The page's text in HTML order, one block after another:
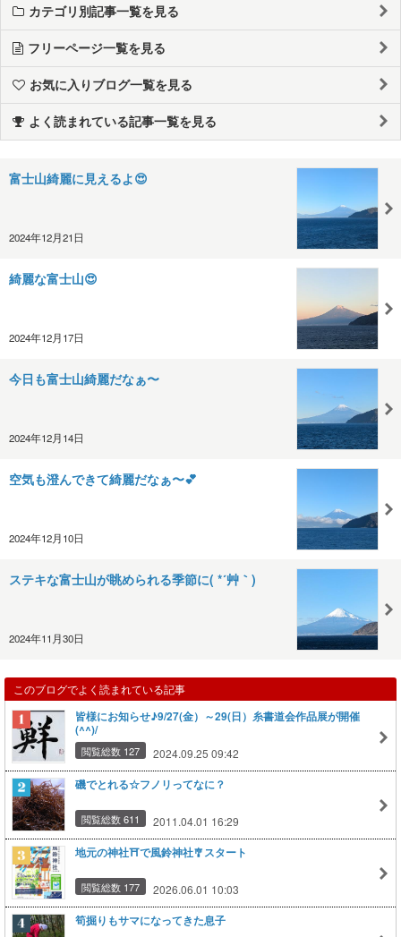
カテゴリ別記事一覧を見る
フリーページ一覧を見る
お気に入りブログ一覧を見る
よく読まれている記事一覧を見る
富士山綺麗に見えるよ😍
2024年12月21日
綺麗な富士山😍
2024年12月17日
今日も富士山綺麗だなぁ〜
2024年12月14日
空気も澄んできて綺麗だなぁ〜💕
2024年12月10日
ステキな富士山が眺められる季節に( *´艸｀)
2024年11月30日
このブログでよく読まれている記事
皆様にお知らせ♪9/27(金）～29(日）糸書道会作品展が開催
(^^)/
閲覧総数 127 2024.09.25 09:42
磯でとれる☆フノリってなに？
閲覧総数 611 2011.04.01 16:29
地元の神社⛩️で風鈴神社🎐スタート
閲覧総数 177 2026.06.01 10:03
筍掘りもサマになってきた息子